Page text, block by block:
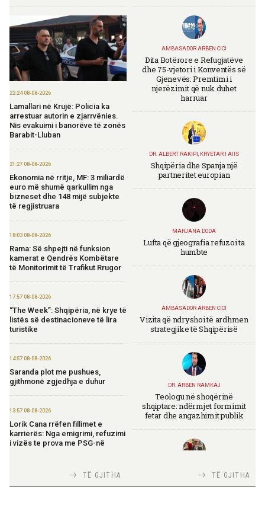
22:24 08-08-2026
Lamallari në Krujë: Policia ka
arrestuar autorin e zjarrvënies.
Nis evakuimi i banorëve të zonës
Barabit-Lluban
21:27 08-08-2026
Ekonomia në rritje, MF: 3 miliardë
euro më shumë qarkullim nga
bizneset dhe 148 mijë subjekte
të regjistruara
18:03 08-08-2026
Rama: Së shpejti në funksion
kamerat e Qendrës Kombëtare
të Monitorimit të Trafikut Rrugor
17:57 08-08-2026
“The Week”: Shqipëria, në krye të
listës së destinacioneve të lira
turistike
14:57 08-08-2026
Saranda plot me pushues,
gjithmonë zgjedhja e duhur
13:57 08-08-2026
Lorik Cana rrëfen fillimet e
karrierës: Nga emigrimi, refuzimi
i vizës te prova me PSG-në
Vijojnë punimet për Muzeun
TË GJITHA
AMBASADOR ARBEN CICI
Dita Botërore e Refugjatëve
dhe 75-vjetori i Konventës së
Gjenevës: Premtimi i
njerëzimit që nuk duhet
harruar
DR. ALBERT RAKIPI, KRYETAR I AIIS
Shqipëria dhe Spanja një
partneritet europian
MARJANA DODA
Lufta që gjeografia refuzoi ta
humbte
AMBASADOR ARBEN CICI
Vizita që ndryshoi të ardhmen
strategjike të Shqipërisë
DR. ARBEN RAMKAJ
Teologu në shoqërinë
shqiptare: ndërmjet formimit
fetar dhe angazhimit publik
TIRANA DIPLOMATTË GJITHA